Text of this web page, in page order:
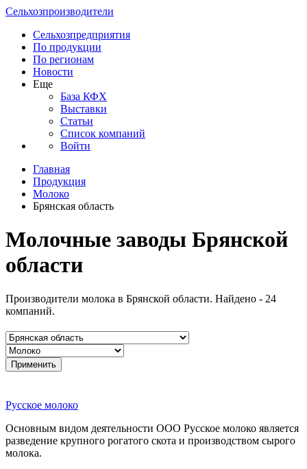
Сельхозпроизводители
Сельхозпредприятия
По продукции
По регионам
Новости
Еще
База КФХ
Выставки
Статьи
Список компаний
Войти
Главная
Продукция
Молоко
Брянская область
Молочные заводы Брянской
области
Производители молока в Брянской области. Найдено - 24
компаний.
Русское молоко
Основным видом деятельности ООО Русское молоко является
разведение крупного рогатого скота и производством сырого
молока.